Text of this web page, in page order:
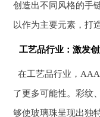
创造出不同风格的手
以作为主要元素，打
工艺品行业：激发
在工艺品行业，
了更多可能性。彩纹
够使玻璃珠呈现出独